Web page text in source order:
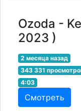
Ozoda -
2023 )
2 месяца назад
343 331
4:03
Смотреть